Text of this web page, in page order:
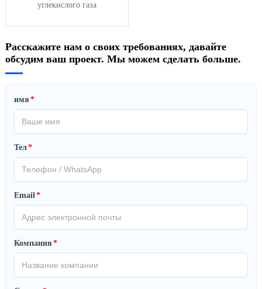
углекислого газа
Расскажите нам о своих требованиях, давайте
обсудим ваш проект. Мы можем сделать больше.
имя *
Тел*
Email*
Компания *